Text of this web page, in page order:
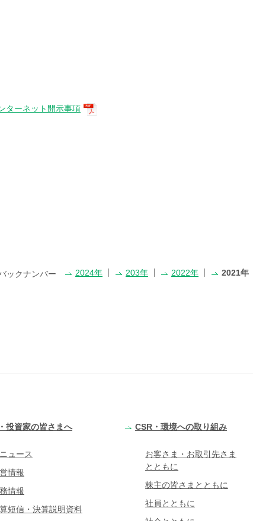
ターネット開示事項
ックナンバー 2024年 203年 2022年 2021年
投資家の皆さまへ
ュース
情報
情報
短信・決算説明資料
CSR・環境への取り組み
お客さま・お取引先さま
とともに
株主の皆さまとともに
社員とともに